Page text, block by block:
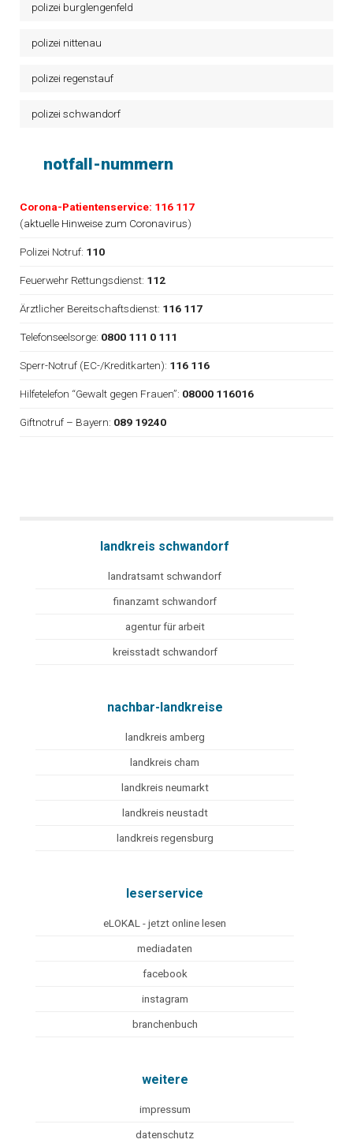
polizei burglengenfeld
polizei nittenau
polizei regenstauf
polizei schwandorf
notfall-nummern
Corona-Patientenservice: 116 117
(aktuelle Hinweise zum Coronavirus)
Polizei Notruf: 110
Feuerwehr Rettungsdienst: 112
Ärztlicher Bereitschaftsdienst: 116 117
Telefonseelsorge: 0800 111 0 111
Sperr-Notruf (EC-/Kreditkarten): 116 116
Hilfetelefon “Gewalt gegen Frauen”: 08000 116016
Giftnotruf – Bayern: 089 19240
landkreis schwandorf
landratsamt schwandorf
finanzamt schwandorf
agentur für arbeit
kreisstadt schwandorf
nachbar-landkreise
landkreis amberg
landkreis cham
landkreis neumarkt
landkreis neustadt
landkreis regensburg
leserservice
eLOKAL - jetzt online lesen
mediadaten
facebook
instagram
branchenbuch
weitere
impressum
datenschutz